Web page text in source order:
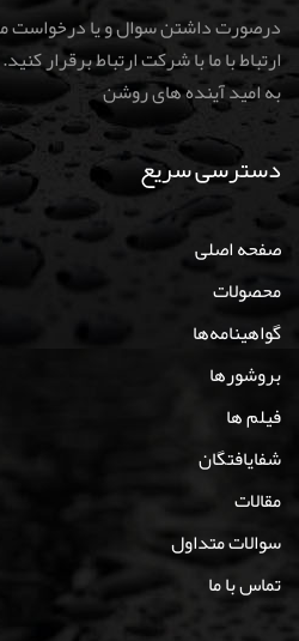
درصورت داشتن سوال و یا درخواست می
ارتباط با ما با شرکت ارتباط برقرار کنید.
به امید آینده های روشن
دسترسی سریع
صفحه اصلی
محصولات
گواهینامه‌ها
بروشورها
فیلم ها
شفایافتگان
مقالات
سوالات متداول
تماس با ما